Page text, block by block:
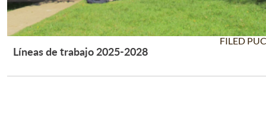
Líneas de trabajo 2025-2028
FILED